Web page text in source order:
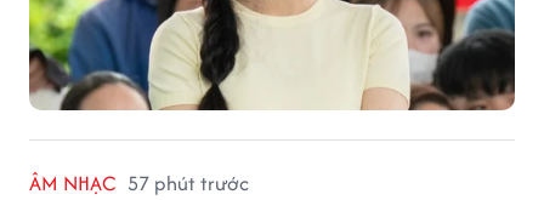
ÂM NHẠC 57 phút trước